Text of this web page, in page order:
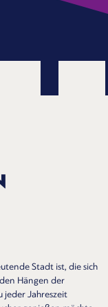
Stadt ist, die sich
Hängen der
jeder Jahreszeit